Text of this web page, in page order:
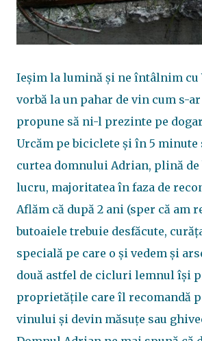
Ieșim la lumină și ne întâlnim cu
vorbă la un pahar de vin cum s-
propune să ni-l prezinte pe
Urcăm pe biciclete și în 5 minute
curtea domnului Adrian, plină de
lucru, majoritatea în faza de
Aflăm că după 2 ani (sper că am
butoaiele trebuie desfăcute,
specială pe care o și vedem și
două astfel de cicluri lemnul își
proprietățile care îl recomandă
vinului și devin măsuțe sau